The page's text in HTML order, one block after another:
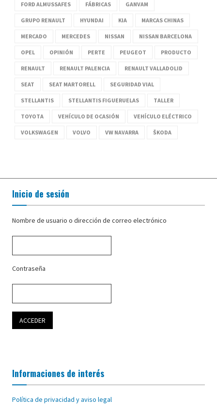
FORD ALMUSSAFES FÁBRICAS GANVAM
GRUPO RENAULT HYUNDAI KIA MARCAS CHINAS
MERCADO MERCEDES NISSAN NISSAN BARCELONA
OPEL OPINIÓN PERTE PEUGEOT PRODUCTO
RENAULT RENAULT PALENCIA RENAULT VALLADOLID
SEAT SEAT MARTORELL SEGURIDAD VIAL
STELLANTIS STELLANTIS FIGUERUELAS TALLER
TOYOTA VEHÍCULO DE OCASIÓN VEHÍCULO ELÉCTRICO
VOLKSWAGEN VOLVO VW NAVARRA ŠKODA
Inicio de sesión
Nombre de usuario o dirección de correo electrónico
Contraseña
Informaciones de interés
Política de privacidad y aviso legal